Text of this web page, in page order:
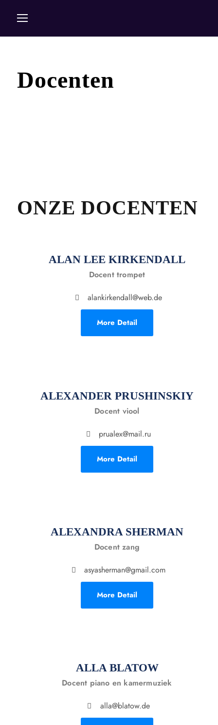
Docenten
ONZE DOCENTEN
ALAN LEE KIRKENDALL
Docent trompet
alankirkendall@web.de
More Detail
ALEXANDER PRUSHINSKIY
Docent viool
prualex@mail.ru
More Detail
ALEXANDRA SHERMAN
Docent zang
asyasherman@gmail.com
More Detail
ALLA BLATOW
Docent piano en kamermuziek
alla@blatow.de